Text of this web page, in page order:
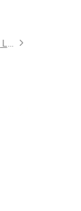
Zhongshan Xusheng Lighting Co., Ltd.